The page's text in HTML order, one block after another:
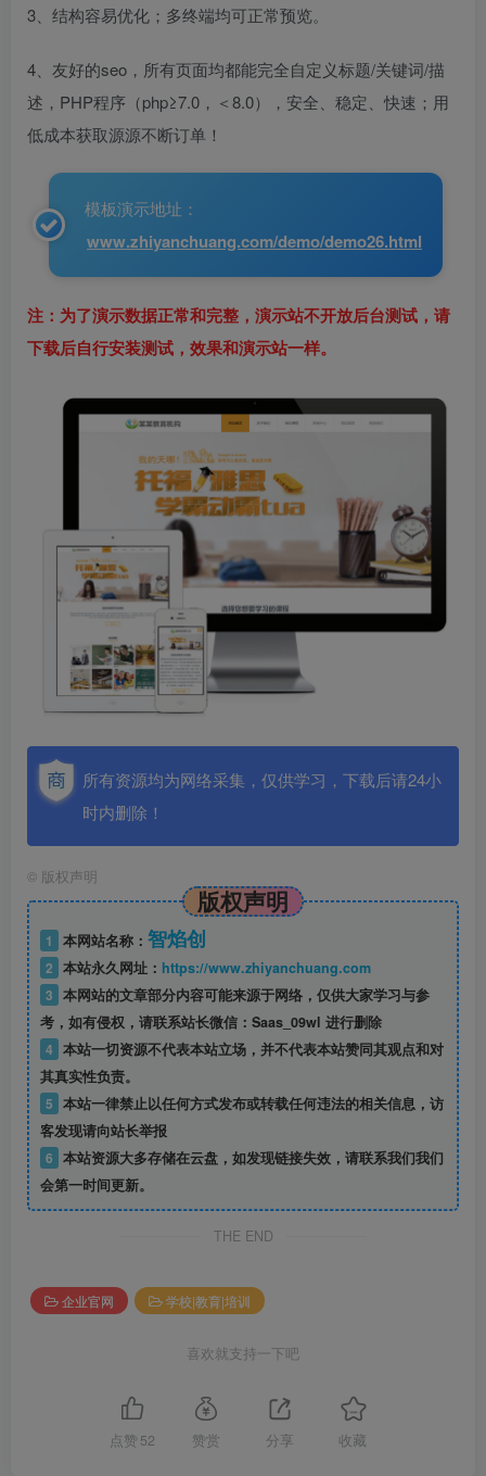
3、结构容易优化；多终端均可正常预览。
4、友好的seo，所有页面均都能完全自定义标题/关键词/描
述，PHP程序（php≥7.0，＜8.0），安全、稳定、快速；用
低成本获取源源不断订单！
模板演示地址：
www.zhiyanchuang.com/demo/demo26.html
注：为了演示数据正常和完整，演示站不开放后台测试，请
下载后自行安装测试，效果和演示站一样。
所有资源均为网络采集，仅供学习，下载后请24小
时内删除！
© 版权声明
版权声明
1 本网站名称： 智焰创
2 本站永久网址： https://www.zhiyanchuang.com
3 本网站的文章部分内容可能来源于网络，仅供大家学习与参
考，如有侵权，请联系站长微信：Saas_09wl 进行删除
4 本站一切资源不代表本站立场，并不代表本站赞同其观点和对
其真实性负责。
5 本站一律禁止以任何方式发布或转载任何违法的相关信息，访
客发现请向站长举报
6 本站资源大多存储在云盘，如发现链接失效，请联系我们我们
会第一时间更新。
THE END
企业官网 学校|教育|培训
喜欢就支持一下吧
点赞 52 赞赏 分享 收藏